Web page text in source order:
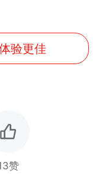
验更佳
赞